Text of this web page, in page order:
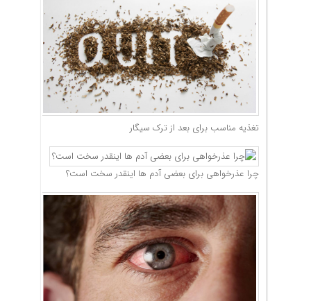
تغذیه مناسب برای بعد از ترک سیگار
چرا عذرخواهی برای بعضی آدم ها اینقدر سخت است؟